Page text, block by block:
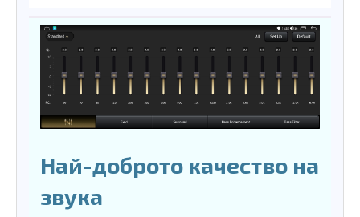
Най-доброто качество на
звука